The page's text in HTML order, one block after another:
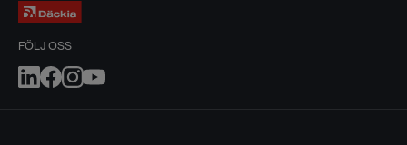
FÖLJ OSS